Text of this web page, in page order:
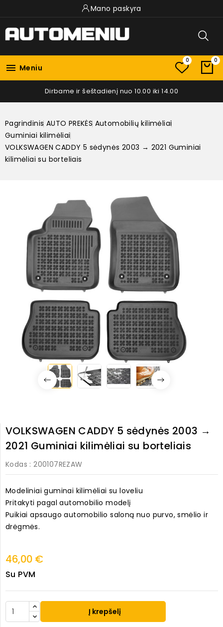
Mano paskyra
 Meniu
0 0
Dirbame ir šeštadienį nuo 10.00 iki 14.00
Pagrindinis AUTO PREKĖS Automobilių kilimėliai
Guminiai kilimėliai
VOLKSWAGEN CADDY 5 sėdynės 2003 → 2021 Guminiai
kilimėliai su borteliais
VOLKSWAGEN CADDY 5 sėdynės 2003 →
2021 Guminiai kilimėliai su borteliais
Kodas : 200107REZAW
Modeliniai guminai kilimėliai su loveliu
Pritakyti pagal automobilio modelį
Puikiai apsaugo automobilio saloną nuo purvo, smėlio ir
drėgmės.
46,00 €
Su PVM
Į krepšelį